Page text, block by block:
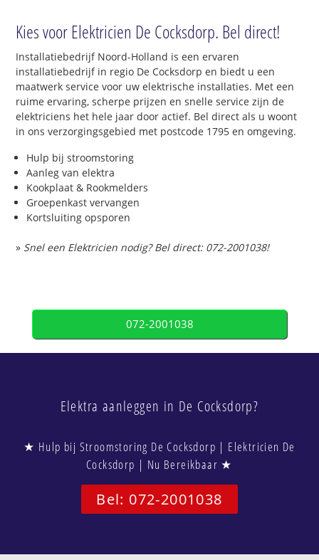
Kies voor Elektricien De Cocksdorp. Bel direct!
Installatiebedrijf Noord-Holland is een ervaren
installatiebedrijf in regio De Cocksdorp en biedt u een
maatwerk service voor uw elektrische installaties. Met een
ruime ervaring, scherpe prijzen en snelle service zijn de
elektriciens het hele jaar door actief. Bel direct als u woont
in ons verzorgingsgebied met postcode 1795 en omgeving.
Hulp bij stroomstoring
Aanleg van elektra
Kookplaat & Rookmelders
Groepenkast vervangen
Kortsluiting opsporen
» Snel een Elektricien nodig? Bel direct: 072-2001038!
072-2001038
Elektra aanleggen in De Cocksdorp?
★ Hulp bij Stroomstoring De Cocksdorp | Elektricien De
Cocksdorp | Nu Bereikbaar ★
Bel: 072-2001038